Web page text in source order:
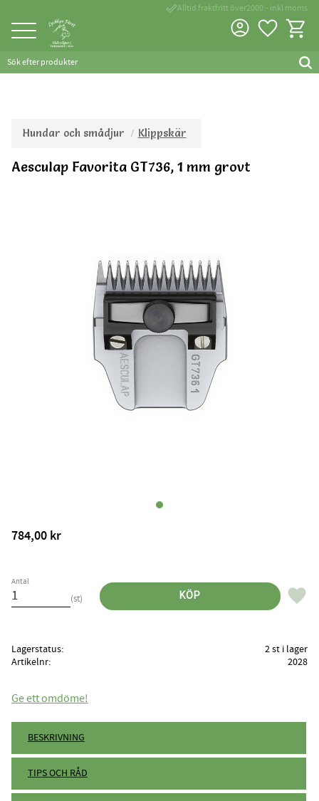
Meny
done_outlineAlltid fraktfritt över2000:- inkl moms
Favoriter
Hundar och smådjur Klippskär
Aesculap Favorita GT736, 1 mm grovt
784,00 kr
Antal
st KÖP Lägg
Lagerstatus
2 st i lager
Artikelnr
2028
Ge ett omdöme!
BESKRIVNING
TIPS OCH RÅD